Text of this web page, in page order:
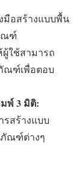
งมือสร้างแบบพื้น
ณฑ์
ผู้ใช้สามารถ
ณฑ์เพื่อตอบ
พ์ 3 มิติ:
รสร้างแบบ
ภัณฑ์ต่างๆ